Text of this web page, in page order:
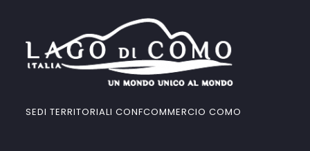
SEDI TERRITORIALI CONFCOMMERCIO COMO